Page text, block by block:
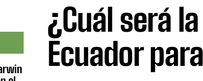
¿Cuál será
Ecuador